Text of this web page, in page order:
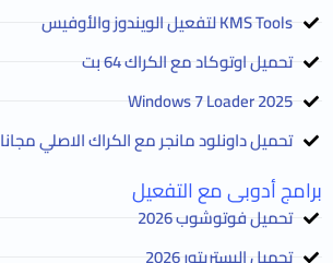
KMS Tools لتفعيل الويندوز والأوفيس
تحميل اوتوكاد مع الكراك 64 بت
2025 Windows 7 Loader
تحميل داونلود مانجر مع الكراك الاصلي مجانا
برامج أدوبى مع التفعيل
تحميل فوتوشوب 2026
تحميل اليستريتور 2026